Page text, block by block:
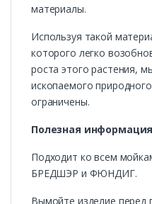
материалы.
Используя такой
которого легко
роста этого растения,
ископаемого
ограничены.
Полезная
Подходит ко всем
БРЕДШЭР и ФЮНДИГ.
Вымойте изделие перед